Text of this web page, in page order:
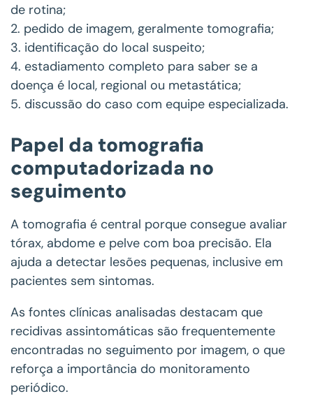
de rotina;
2. pedido de imagem, geralmente tomografia;
3. identificação do local suspeito;
4. estadiamento completo para saber se a
doença é local, regional ou metastática;
5. discussão do caso com equipe especializada.
Papel da tomografia
computadorizada no
seguimento
A tomografia é central porque consegue avaliar
tórax, abdome e pelve com boa precisão. Ela
ajuda a detectar lesões pequenas, inclusive em
pacientes sem sintomas.
As fontes clínicas analisadas destacam que
recidivas assintomáticas são frequentemente
encontradas no seguimento por imagem, o que
reforça a importância do monitoramento
periódico.